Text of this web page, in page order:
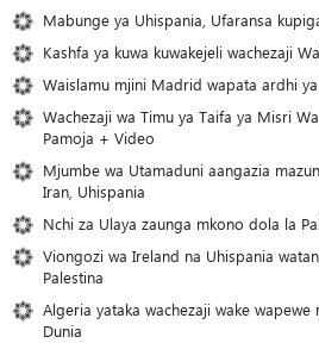
Mabunge ya Uhispania, Ufaransa
Kashfa ya kuwa kuwakejeli wachezaji
Waislamu mjini Madrid wapata ardhi
Wachezaji wa Timu ya Taifa ya Misri
Pamoja + Video
Mjumbe wa Utamaduni aangazia
Iran, Uhispania
Nchi za Ulaya zaunga mkono dola la
Viongozi wa Ireland na Uhispania
Palestina
Algeria yataka wachezaji wake wapewe
Dunia